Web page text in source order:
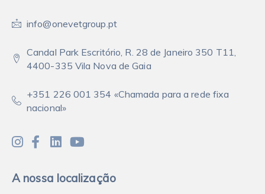
info@onevetgroup.pt
Candal Park Escritório, R. 28 de Janeiro 350 T11,
4400-335 Vila Nova de Gaia
+351 226 001 354 «Chamada para a rede fixa
nacional»
A nossa localização